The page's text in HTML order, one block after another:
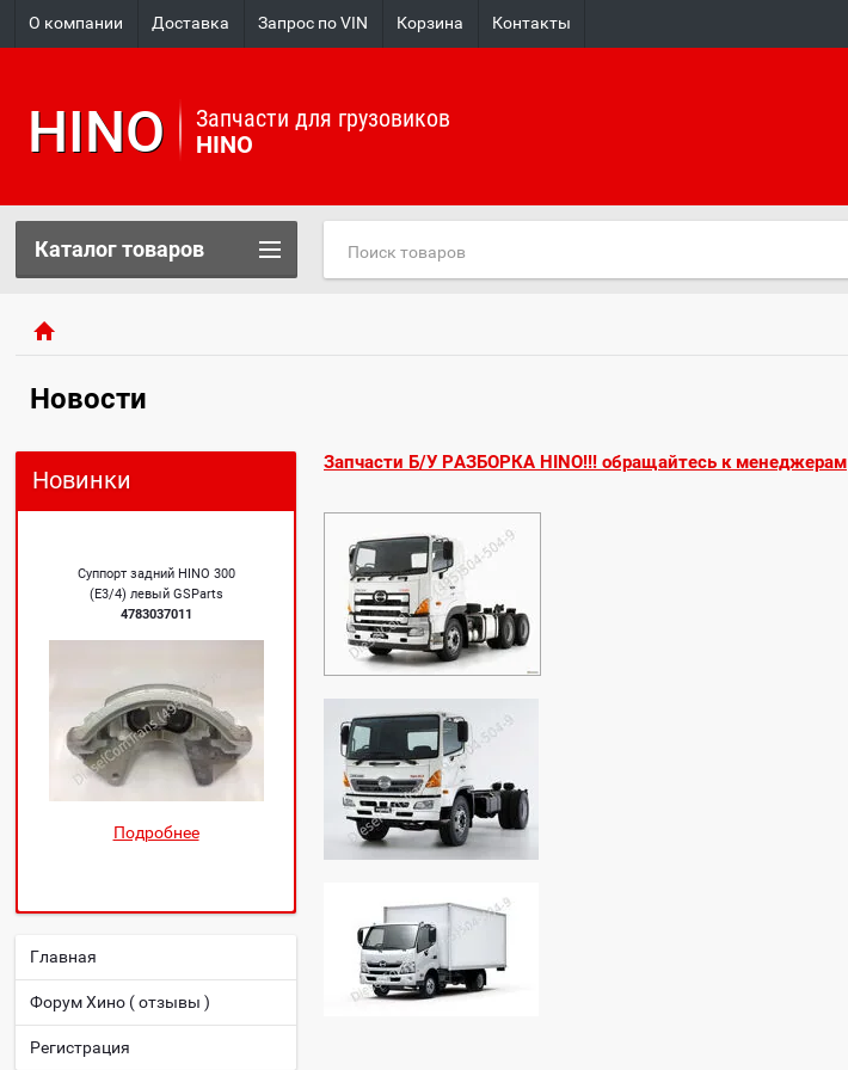
О компании Доставка Запрос по VIN Корзина Контакты
HINO
Запчасти для грузовиков
HINO
Новости
Запчасти Б/У РАЗБОРКА HINO!!! обращайтесь к менеджерам
Каталог товаров
Новинки
Суппорт задний HINO 300
(Е3/4) левый GSParts
4783037011
Подробнее
Главная
Форум Хино ( отзывы )
Регистрация